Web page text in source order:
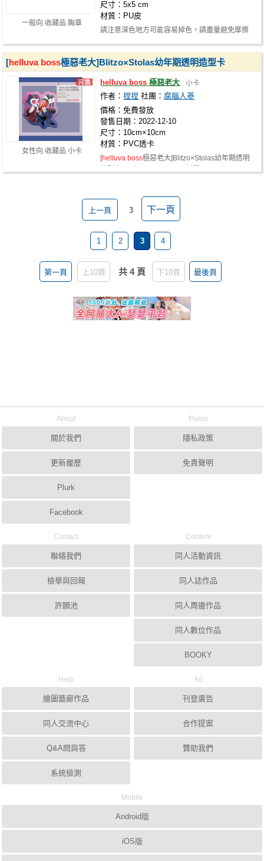
一般向 收藏品 胸章
尺寸：5x5 cm
材質：PU皮
請注意深色地方可能容易掉色，請盡量避免摩擦
女性向 收藏品 小卡
[helluva boss極惡老大]Blitzo×Stolas幼年期透明造型卡
helluva boss 極惡老大 小卡
作者：捏捏 社團： 腐腦人蔘
價格：免費發放
發售日期：2022-12-10
尺寸：10cm×10cm
材質：PVC透卡
[helluva boss極惡老大]Blitzo×Stolas幼年期透明
上一頁 3 下一頁
1 2 3 4
第一頁 上10頁 共 4 頁 下10頁 最後頁
About
關於我們
更新履歷
Plurk
Facebook
Policy
隱私政策
免責聲明
Contact
聯絡我們
檢舉與回報
許願池
Content
同人活動資訊
同人誌作品
同人周邊作品
同人數位作品
BOOKY
Help
繪圖藝廊作品
同人交流中心
Q&A問與答
系統檢測
Ad
刊登廣告
合作提案
贊助我們
Mobile
Android版
iOS版